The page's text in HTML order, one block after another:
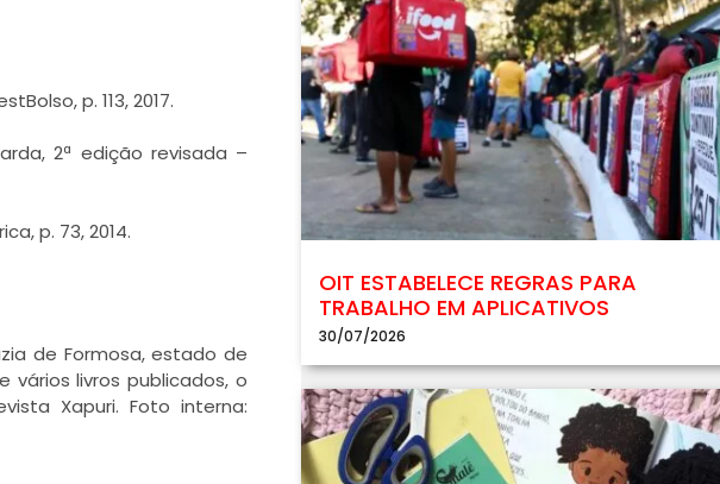
p. 113, 2017.
2ª edição revisada –
p. 73, 2014.
de Formosa, estado de
livros publicados, o
Xapuri. Foto interna:
OIT ESTABELECE REGRAS PARA
TRABALHO EM APLICATIVOS
30/07/2026